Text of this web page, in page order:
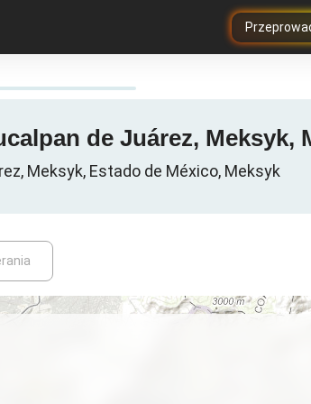
de Juárez, Meksyk,
Meksyk, Estado de México, Meksyk